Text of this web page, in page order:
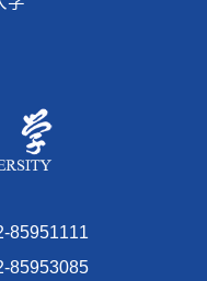
85951111
85953085